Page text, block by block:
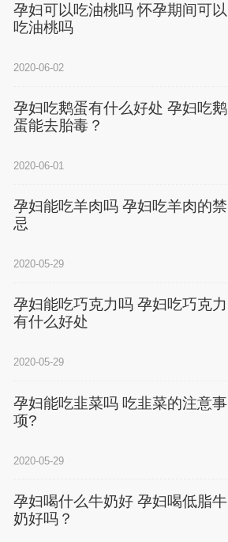
孕妇可以吃油桃吗 怀孕期间可以
吃油桃吗
2020-06-02
孕妇吃鹅蛋有什么好处 孕妇吃鹅
蛋能去胎毒？
2020-06-01
孕妇能吃羊肉吗 孕妇吃羊肉的禁
忌
2020-05-29
孕妇能吃巧克力吗 孕妇吃巧克力
有什么好处
2020-05-29
孕妇能吃韭菜吗 吃韭菜的注意事
项?
2020-05-29
孕妇喝什么牛奶好 孕妇喝低脂牛
奶好吗？